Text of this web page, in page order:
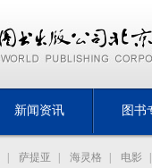
新闻资讯 图书
萨提亚 海灵格 电影